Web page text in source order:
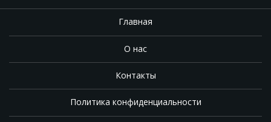
Главная
О нас
Контакты
Политика конфиденциальности